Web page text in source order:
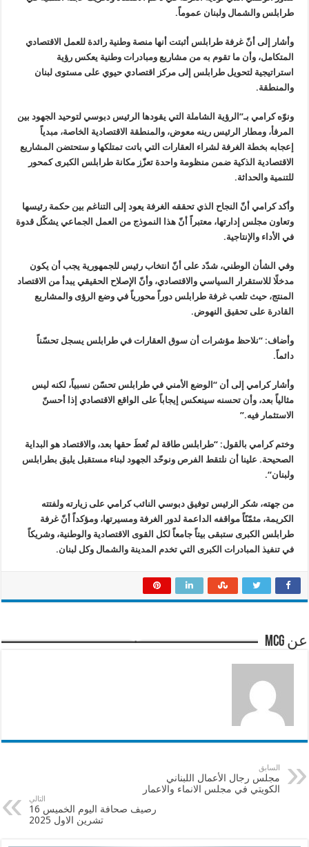
طرابلس والشمال ولبنان عموماً.
وأشار إلى أنّ غرفة طرابلس أثبتت أنها منصة وطنية رائدة للعمل الاقتصادي
المتكامل، وأن ما تقوم به من مشاريع ومبادرات وطنية يعكس رؤية
استراتيجية لتحويل طرابلس إلى مركز اقتصادي حيوي على مستوى لبنان
والمنطقة.
ونوّه كرامي بـ”الرؤية الشاملة التي يقودها الرئيس دبوسي لتوحيد الجهود بين
المرفأ، ومطار الرئيس رينه معوض، والمنطقة الاقتصادية الخاصة، مبدياً
إعجابه بخطة الغرفة لشراء العقارات التي باتت تمتلكها و ستحتضن المشاريع
الاقتصادية الذكية ضمن منظومة واحدة تعزّز مكانة طرابلس الكبرى كمحور
للتنمية والحداثة.
وأكد كرامي أنّ النجاح الذي تحققه الغرفة يعود إلى التناغم بين حكمة رئيسها
وتعاون مجلس إدارتها، معتبراً أنّ هذا النموذج من العمل الجماعي يشكّل قدوة
في الأداء والإنتاجية.
وفي الشأن الوطني، شدّد على أنّ انتخاب رئيس للجمهورية يجب أن يكون
مدخلًا للاستقرار السياسي والاقتصادي، وأنّ الإصلاح الحقيقي يبدأ من الاقتصاد
المنتج، حيث تلعب غرفة طرابلس دوراً محورياً في وضع الرؤى والمشاريع
القادرة على تحقيق النهوض.
وأضاف: “نلاحظ مؤشرات أن سوق العقارات في طرابلس يسجل تحسّناً
دائماً.
وأشار كرامي إلى أن “الوضع الأمني في طرابلس تحسّن نسبياً، لكنه ليس
مثالياً بعد، وأن تحسنه سينعكس إيجاباً على الواقع الاقتصادي إذا أحسنّ
الاستثمار فيه.”
وختم كرامي بالقول: “طرابلس طاقة لم تُعطَ حقها بعد، والاقتصاد هو البداية
الصحيحة. علينا أن نلتقط الفرص ونوحّد الجهود لبناء مستقبل يليق بطرابلس
ولبنان“.
من جهته، شكر الرئيس توفيق دبوسي النائب كرامي على زيارته ولفتته
الكريمة، مثمّنًاً مواقفه الداعمة لدور الغرفة ومسيرتها، ومؤكداً أنّ غرفة
طرابلس الكبرى ستبقى بيتاً جامعاً لكل القوى الاقتصادية والوطنية، وشريكاً
في تنفيذ المبادرات الكبرى التي تخدم المدينة والشمال وكل لبنان.
عن mcg
السابق
مجلس رجال الأعمال اللبناني
الكويتي في مجلس الانماء والاعمار
التالي
رصيف صحافة اليوم الخميس 16
تشرين الاول 2025